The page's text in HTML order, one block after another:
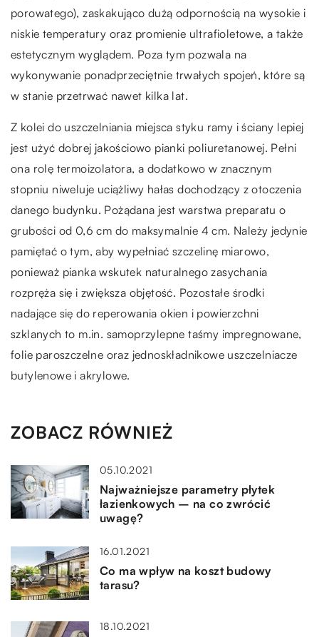
porowatego), zaskakująco dużą odpornością na wysokie i
niskie temperatury oraz promienie ultrafioletowe, a także
estetycznym wyglądem. Poza tym pozwala na
wykonywanie ponadprzeciętnie trwałych spojeń, które są
w stanie przetrwać nawet kilka lat.
Z kolei do uszczelniania miejsca styku ramy i ściany lepiej
jest użyć dobrej jakościowo pianki poliuretanowej. Pełni
ona rolę termoizolatora, a dodatkowo w znacznym
stopniu niweluje uciążliwy hałas dochodzący z otoczenia
danego budynku. Pożądana jest warstwa preparatu o
grubości od 0,6 cm do maksymalnie 4 cm. Należy jedynie
pamiętać o tym, aby wypełniać szczelinę miarowo,
ponieważ pianka wskutek naturalnego zasychania
rozpręża się i zwiększa objętość. Pozostałe środki
nadające się do reperowania okien i powierzchni
szklanych to m.in. samoprzylepne taśmy impregnowane,
folie paroszczelne oraz jednoskładnikowe uszczelniacze
butylenowe i akrylowe.
ZOBACZ RÓWNIEŻ
05.10.2021
Najważniejsze parametry płytek
łazienkowych – na co zwrócić
uwagę?
16.01.2021
Co ma wpływ na koszt budowy
tarasu?
18.10.2021